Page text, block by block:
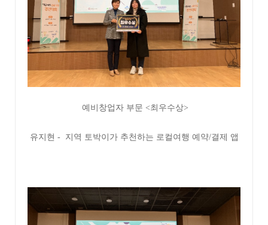
예비창업자 부문 <최우수상>
유지현 - 지역 토박이가 추천하는 로컬여행 예약/결제 앱